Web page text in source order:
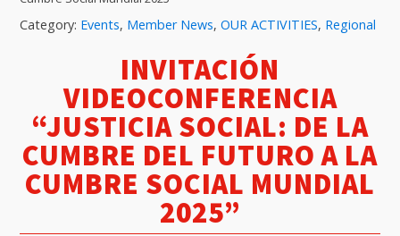
Category: Events, Member News,OUR ACTIVITIES, Regional
INVITACIÓN
VIDEOCONFERENCIA
“JUSTICIA SOCIAL: DE LA
CUMBRE DEL FUTURO A LA
CUMBRE SOCIAL MUNDIAL
2025”